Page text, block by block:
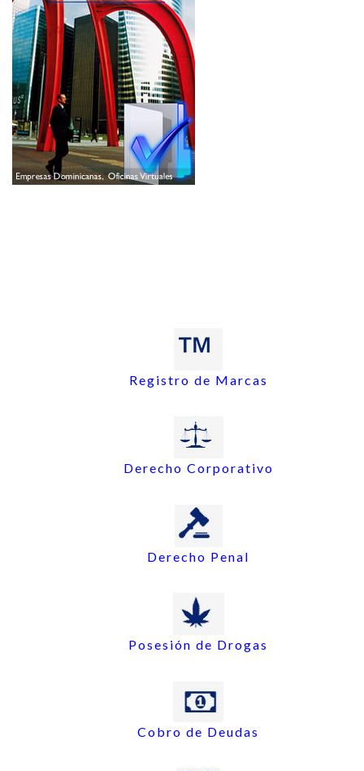
Registro de Marcas
Derecho Corporativo
Derecho Penal
Posesión de Drogas
Cobro de Deudas